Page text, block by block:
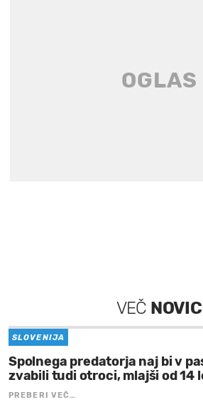
VEČ NOVIC
SLOVENIJA
Spolnega predatorja naj bi v
zvabili tudi otroci, mlajši od 14
PREBERI VEČ…